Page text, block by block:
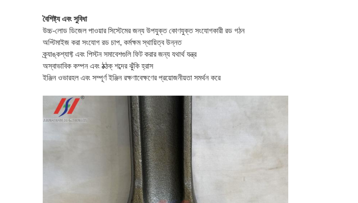
বৈশিষ্ট্য এবং সুবিধা
উচ্চ-লোড ডিজেল পাওয়ার সিস্টেমের জন্য উপযুক্ত কোণযুক্ত সংযোগকারী রড গঠন
অপ্টিমাইজ করা সংযোগ রড চাপ, কর্মক্ষম স্থায়িত্ব উন্নত
ক্র্যাঙ্কশ্যাফ্ট এবং পিস্টন সমাবেশগুলি ফিট করার জন্য যথার্থ যন্ত্র
অস্বাভাবিক কম্পন এবং ঠক্ঠক্ শব্দের ঝুঁকি হ্রাস
ইঞ্জিন ওভারহল এবং সম্পূর্ণ ইঞ্জিন রক্ষণাবেক্ষণের প্রয়োজনীয়তা সমর্থন করে